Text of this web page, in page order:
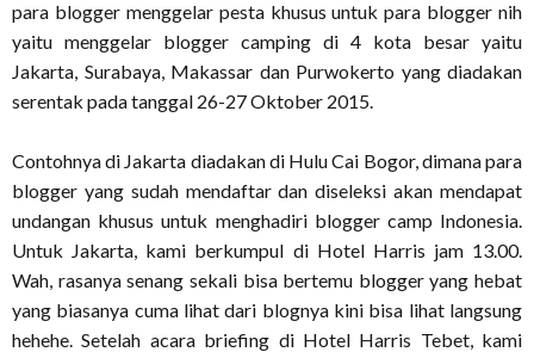
para blogger menggelar pesta khusus untuk para blogger nih
yaitu menggelar blogger camping di 4 kota besar yaitu
Jakarta, Surabaya, Makassar dan Purwokerto yang diadakan
serentak pada tanggal 26-27 Oktober 2015.
Contohnya di Jakarta diadakan di Hulu Cai Bogor, dimana para
blogger yang sudah mendaftar dan diseleksi akan mendapat
undangan khusus untuk menghadiri blogger camp Indonesia.
Untuk Jakarta, kami berkumpul di Hotel Harris jam 13.00.
Wah, rasanya senang sekali bisa bertemu blogger yang hebat
yang biasanya cuma lihat dari blognya kini bisa lihat langsung
hehehe. Setelah acara briefing di Hotel Harris Tebet, kami